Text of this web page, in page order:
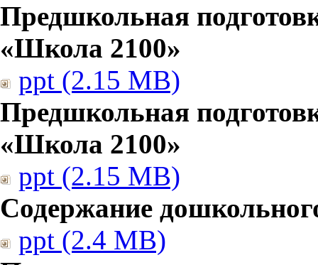
Предшкольная
«Школа 2100»
ppt (2.15 MB)
Предшкольная
«Школа 2100»
ppt (2.15 MB)
Содержание
ppt (2.4 MB)